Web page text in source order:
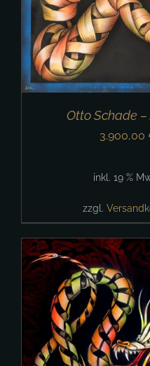
Otto Schade
3.900,00
inkl. 19 %
zzgl.
IN DEN